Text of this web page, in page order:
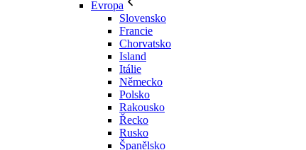
Evropa
Slovensko
Francie
Chorvatsko
Island
Itálie
Německo
Polsko
Rakousko
Řecko
Rusko
Španělsko